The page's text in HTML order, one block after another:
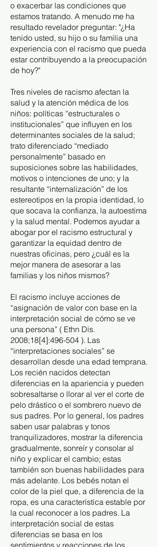
o exacerbar las condiciones que
estamos tratando. A menudo me ha
resultado revelador preguntar: "¿Ha
tenido usted, su hijo o su familia una
experiencia con el racismo que pueda
estar contribuyendo a la preocupación
de hoy?"
Tres niveles de racismo afectan la
salud y la atención médica de los
niños: políticas “estructurales o
institucionales” que influyen en los
determinantes sociales de la salud;
trato diferenciado “mediado
personalmente” basado en
suposiciones sobre las habilidades,
motivos o intenciones de uno; y la
resultante “internalización” de los
estereotipos en la propia identidad, lo
que socava la confianza, la autoestima
y la salud mental. Podemos ayudar a
abogar por el racismo estructural y
garantizar la equidad dentro de
nuestras oficinas, pero ¿cuál es la
mejor manera de asesorar a las
familias y los niños mismos?
El racismo incluye acciones de
“asignación de valor con base en la
interpretación social de cómo se ve
una persona” ( Ethn Dis.
2008;18[4]:496-504 ). Las
“interpretaciones sociales” se
desarrollan desde una edad temprana.
Los recién nacidos detectan
diferencias en la apariencia y pueden
sobresaltarse o llorar al ver el corte de
pelo drástico o el sombrero nuevo de
sus padres. Por lo general, los padres
saben usar palabras y tonos
tranquilizadores, mostrar la diferencia
gradualmente, sonreír y consolar al
niño y explicar el cambio; estas
también son buenas habilidades para
más adelante. Los bebés notan el
color de la piel que, a diferencia de la
ropa, es una característica estable por
la cual reconocer a los padres. La
interpretación social de estas
diferencias se basa en los
sentimientos y reacciones de los